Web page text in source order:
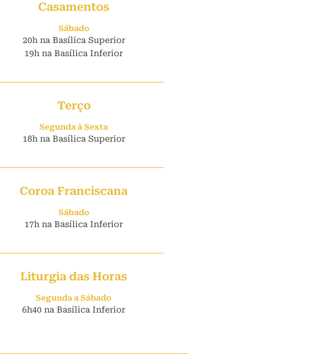
Casamentos
Sábado
20h na Basílica Superior
19h na Basílica Inferior
Terço
Segunda à Sexta
18h na Basílica Superior
Coroa Franciscana
Sábado
17h na Basílica Inferior
Liturgia das Horas
Segunda a Sábado
6h40 na Basílica Inferior